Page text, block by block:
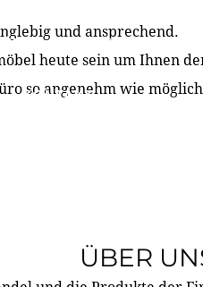
ÜBER UNS PARTNER &
KONTAKT
und ansprechend.
heute sein um Ihnen
so angenehm wie
ÜBER